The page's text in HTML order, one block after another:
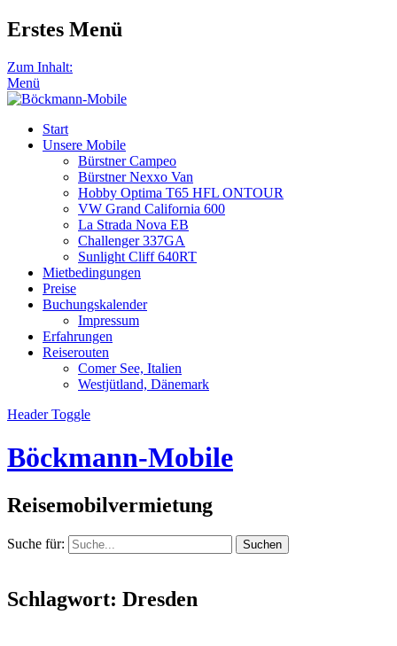
Erstes Menü
Zum Inhalt:
Menü
Start
Unsere Mobile
Bürstner Campeo
Bürstner Nexxo Van
Hobby Optima T65 HFL ONTOUR
VW Grand California 600
La Strada Nova EB
Challenger 337GA
Sunlight Cliff 640RT
Mietbedingungen
Preise
Buchungskalender
Impressum
Erfahrungen
Reiserouten
Comer See, Italien
Westjütland, Dänemark
Header Toggle
Böckmann-Mobile
Reisemobilvermietung
Suche für:
Schlagwort: Dresden